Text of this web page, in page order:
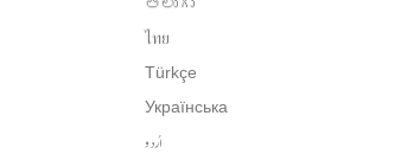
తెలుగు
ไทย
Türkçe
Українська
اُردو